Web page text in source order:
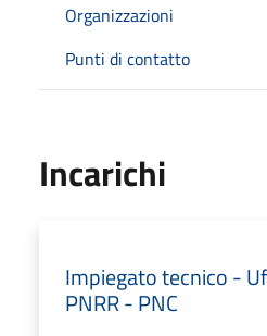
Organizzazioni
Punti di contatto
Incarichi
Impiegato tecnico -
PNRR - PNC